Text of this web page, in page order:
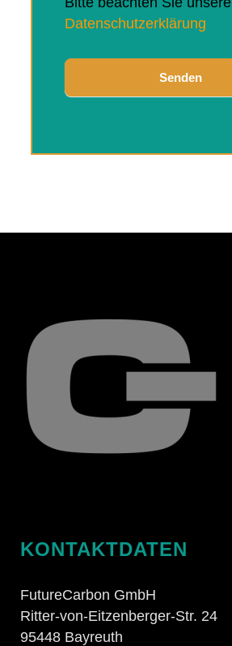
Datenschutzerklärung
Senden
KONTAKTDATEN
FutureCarbon GmbH
Ritter-von-Eitzenberger-Str. 24
95448 Bayreuth